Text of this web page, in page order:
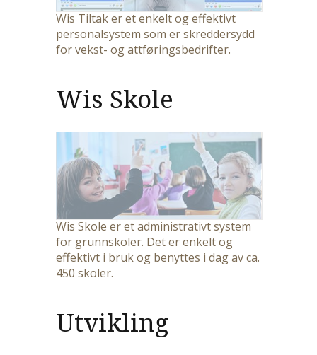
Wis Tiltak er et enkelt og effektivt
personalsystem som er skreddersydd
for vekst- og attføringsbedrifter.
Wis Skole
Wis Skole er et administrativt system
for grunnskoler. Det er enkelt og
effektivt i bruk og benyttes i dag av ca.
450 skoler.
Utvikling